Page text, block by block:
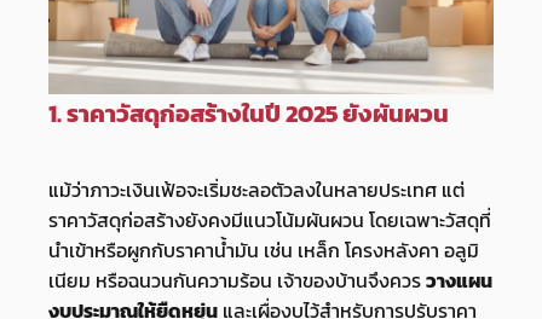
1. ราคาวัสดุก่อสร้างในปี 2025 ยังผันผวน
แม้ว่าภาวะเงินเฟ้อจะเริ่มชะลอตัวลงในหลายประเทศ แต่
ราคาวัสดุก่อสร้างยังคงมีแนวโน้มผันผวน โดยเฉพาะวัสดุที่
นำเข้าหรือผูกกับราคาน้ำมัน เช่น เหล็ก โครงหลังคา อลูมิ
เนียม หรือฉนวนกันความร้อน เจ้าของบ้านจึงควรวางแผน
งบประมาณให้ยืดหยุ่น และเผื่องบไว้สำหรับการปรับราคา